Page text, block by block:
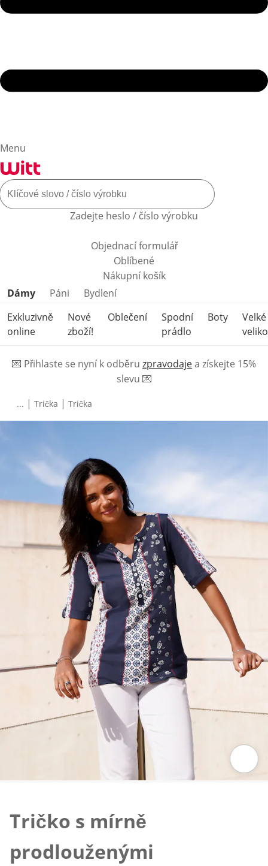
Menu
Zadejte heslo / číslo výrobku
Objednací formulář
Oblíbené
Nákupní košík
Přeskočit kategorie produktů
Dámy Páni
Bydlení
Exkluzivně
online
Nové
zboží!
Oblečení
Spodní
prádlo
Boty
Velké
💌 Přihlaste se nyní k odběru zpravodajea získejte 15%
slevu 💌
... | Trička | Trička
Tričko s mírně
prodlouženými